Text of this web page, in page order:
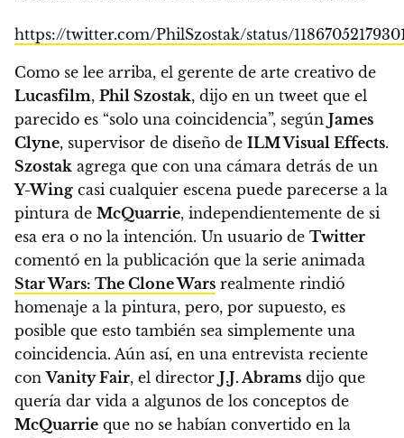
https://twitter.com/PhilSzostak/status/
Como se lee arriba, el gerente de arte creativo de
Lucasfilm, Phil Szostak, dijo en un tweet que el
parecido es “solo una coincidencia”, según James
Clyne, supervisor de diseño de ILM Visual Effects.
Szostak agrega que con una cámara detrás de un
Y-Wing casi cualquier escena puede parecerse a la
pintura de McQuarrie, independientemente de si
esa era o no la intención. Un usuario de Twitter
comentó en la publicación que la serie animada
Star Wars: The Clone Wars realmente rindió
homenaje a la pintura, pero, por supuesto, es
posible que esto también sea simplemente una
coincidencia. Aún así, en una entrevista reciente
conVanity Fair, el director J.J. Abrams dijo que
quería dar vida a algunos de los conceptos de
McQuarrie que no se habían convertido en la